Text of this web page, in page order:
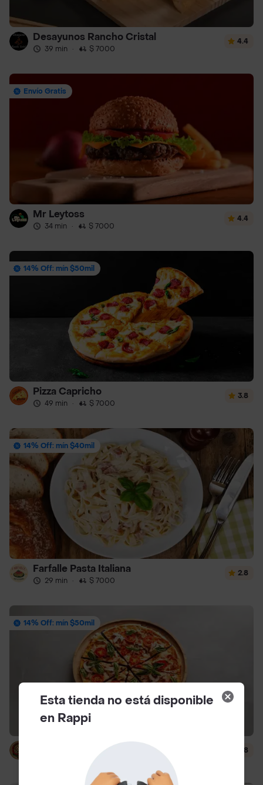
Desayunos Rancho Cristal
39 min · $ 7000
4.4
Envío Gratis
Mr Leytoss
34 min · $ 7000
4.4
14% Off: mín $50mil
Pizza Capricho
49 min · $ 7000
3.8
14% Off: mín $40mil
Farfalle Pasta Italiana
29 min · $ 7000
2.8
14% Off: mín $50mil
Margariteña Pizza
$ 7000
3.8
Esta tienda no está disponible
en Rappi